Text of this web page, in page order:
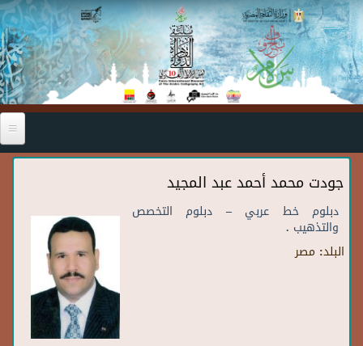
Skip to main content
جودت محمد أحمد عبد المجيد
دبلوم خط عربي – دبلوم التخصص
والتذهيب .
البلد: مصر